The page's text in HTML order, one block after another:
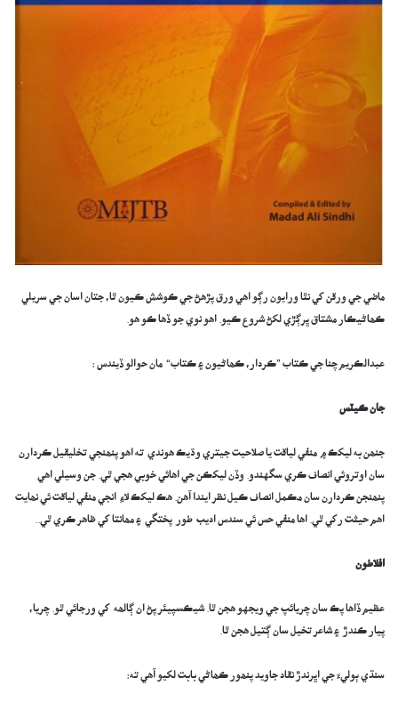
ماضي جي ورقن کي نٿا ورايون رڳو اھي ورق پڙھڻ جي ڪوشش ڪيون ٿا، جتان اسان جي سريلي
ڪھاڻيڪار مشتاق ڀرڳڙي لکڻ شروع ڪيو. اھو نوي جو ڏھا ڪو ھو.
عبدالڪريم چنا جي ڪتاب ”ڪردار، ڪھاڻيون ۽ ڪتاب“ مان حوالو ڏيندس :
جان ڪيٽس
جنھن به ليکڪ ۾ منفي لياقت يا صلاحيت جيتري وڌيڪ ھوندي ته اھو پنھنجي تخليقيل ڪردارن
سان اوتروئي انصاف ڪري سگهندو. وڏن ليکڪن جي اھائي خوبي ھجي ٿي. جن وسيلي اھي
پنھنجن ڪردارن سان مڪمل انصاف ڪيل نظر ايندا آھن. ھڪ ليکڪ لاءِ انجي منفي لياقت ئي نھايت
اھم حيثت رکي ٿي. اھا منفي حس ئي سندس اديب طور پختگي ۽ مھانتا کي ظاھر ڪري ٿي..
افلاطون
عظيم ڏاھا پڪ سان چريائپ جي ويجهو ھجن ٿا. شيڪسپيئر پڻ ان ڳالھه کي ورجائي ٿو. چريا،
پيار ڪندڙ ۽ شاعر تخيل سان ڳتيل ھجن ٿا.
سنڌي ٻوليءَ جي اڀرندڙ نقاد جاويد پنھور ڪھاڻي بابت لکيو آھي ته: